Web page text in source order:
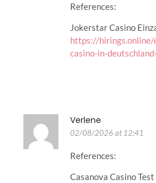
References:
Jokerstar Casino
https://
casino-in-
Verlene
02/08/2026 at 12:41
References:
Casanova Casino Test